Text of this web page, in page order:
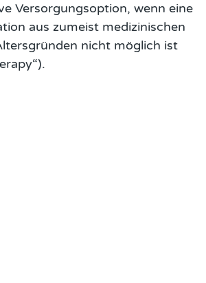
Versorgungsoption, wenn eine
aus zumeist medizinischen
nicht möglich ist